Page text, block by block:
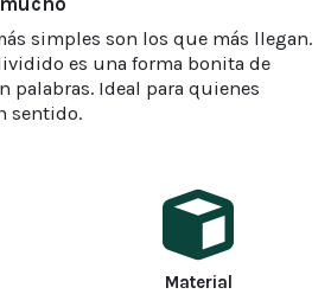
simples son los que más llegan.
es una forma bonita de
palabras. Ideal para quienes
sentido.
Material